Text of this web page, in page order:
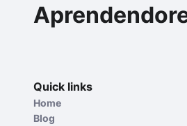
Quick links
Home
Blog